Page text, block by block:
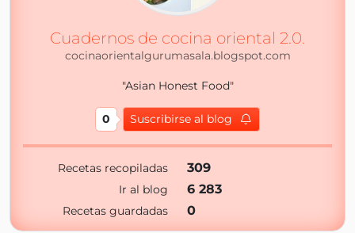
Cuadernos de cocina oriental 2.0.
cocinaorientalgurumasala.blogspot.com
"Asian Honest Food"
0 Suscribirse al blog
Recetas recopiladas 309
Ir al blog 6 283
Recetas guardadas 0